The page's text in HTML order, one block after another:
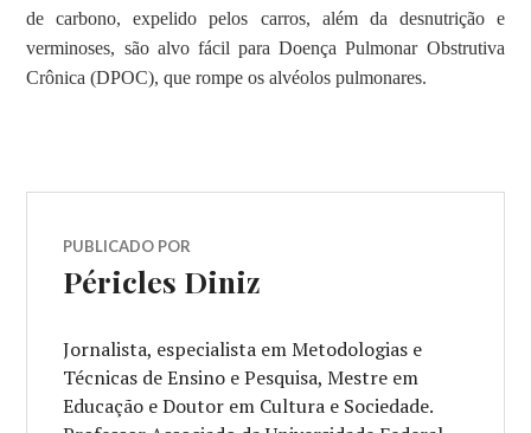
de carbono, expelido pelos carros, além da desnutrição e
verminoses, são alvo fácil para Doença Pulmonar Obstrutiva
Crônica (DPOC), que rompe os alvéolos pulmonares.
PUBLICADO POR
Péricles Diniz
Jornalista, especialista em Metodologias e
Técnicas de Ensino e Pesquisa, Mestre em
Educação e Doutor em Cultura e Sociedade.